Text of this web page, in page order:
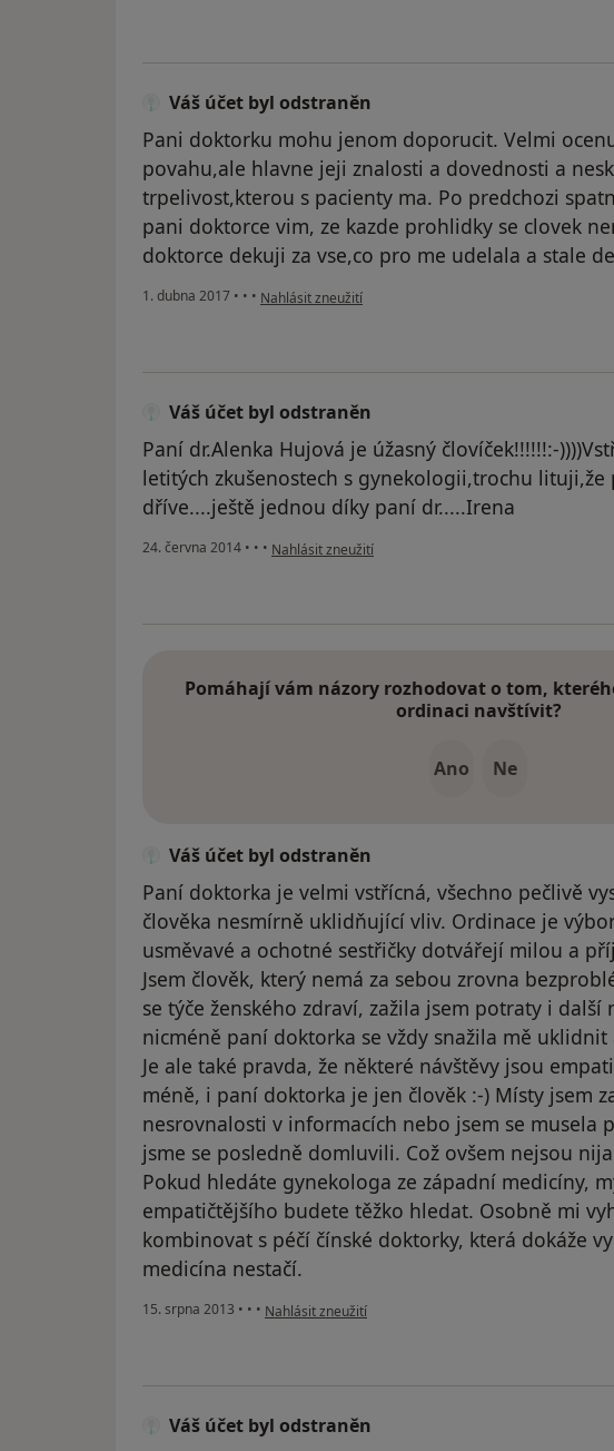
Váš účet byl odstraněn
Pani doktorku mohu jenom doporucit. Velmi
povahu,ale hlavne jeji znalosti a dovednosti a
trpelivost,kterou s pacienty ma. Po predchozi
pani doktorce vim, ze kazde prohlidky se clovek
doktorce dekuji za vse,co pro me udelala a stale
1. dubna 2017 • • • podle názoru uživatele Váš účet byl odstraněn
Nahlásit zneužití
Váš účet byl odstraněn
Paní dr.Alenka Hujová je úžasný človíček!!!!!!:-
letitých zkušenostech s gynekologii,trochu lituji,že
dříve....ještě jednou díky paní dr.....Irena
24. června 2014 • • • podle názoru uživatele Váš účet byl odstraněn
Nahlásit zneužití
Pomáhají vám názory rozhodovat o tom,
ordinaci navštívit?
Ano Ne
Váš účet byl odstraněn
Paní doktorka je velmi vstřícná, všechno pečlivě
člověka nesmírně uklidňující vliv. Ordinace je
usměvavé a ochotné sestřičky dotvářejí milou a
Jsem člověk, který nemá za sebou zrovna
se týče ženského zdraví, zažila jsem potraty i další
nicméně paní doktorka se vždy snažila mě
Je ale také pravda, že některé návštěvy jsou
méně, i paní doktorka je jen člověk :-) Místy jsem
nesrovnalosti v informacích nebo jsem se musela
jsme se posledně domluvili. Což ovšem nejsou
Pokud hledáte gynekologa ze západní medicíny,
empatičtějšího budete těžko hledat. Osobně mi
kombinovat s péčí čínské doktorky, která dokáže
medicína nestačí.
15. srpna 2013 • • • podle názoru uživatele Váš účet byl odstraněn
Nahlásit zneužití
Váš účet byl odstraněn